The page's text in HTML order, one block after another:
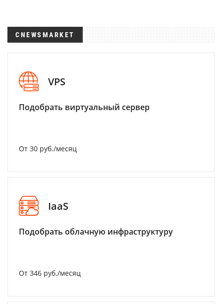
CNEWSMARKET
VPS
Подобрать виртуальный сервер
От 30 руб./месяц
IaaS
Подобрать облачную инфраструктуру
От 346 руб./месяц